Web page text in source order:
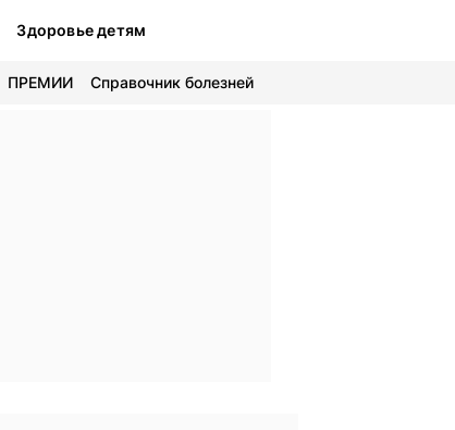
Здоровье детям
ПРЕМИИ Справочник болезней